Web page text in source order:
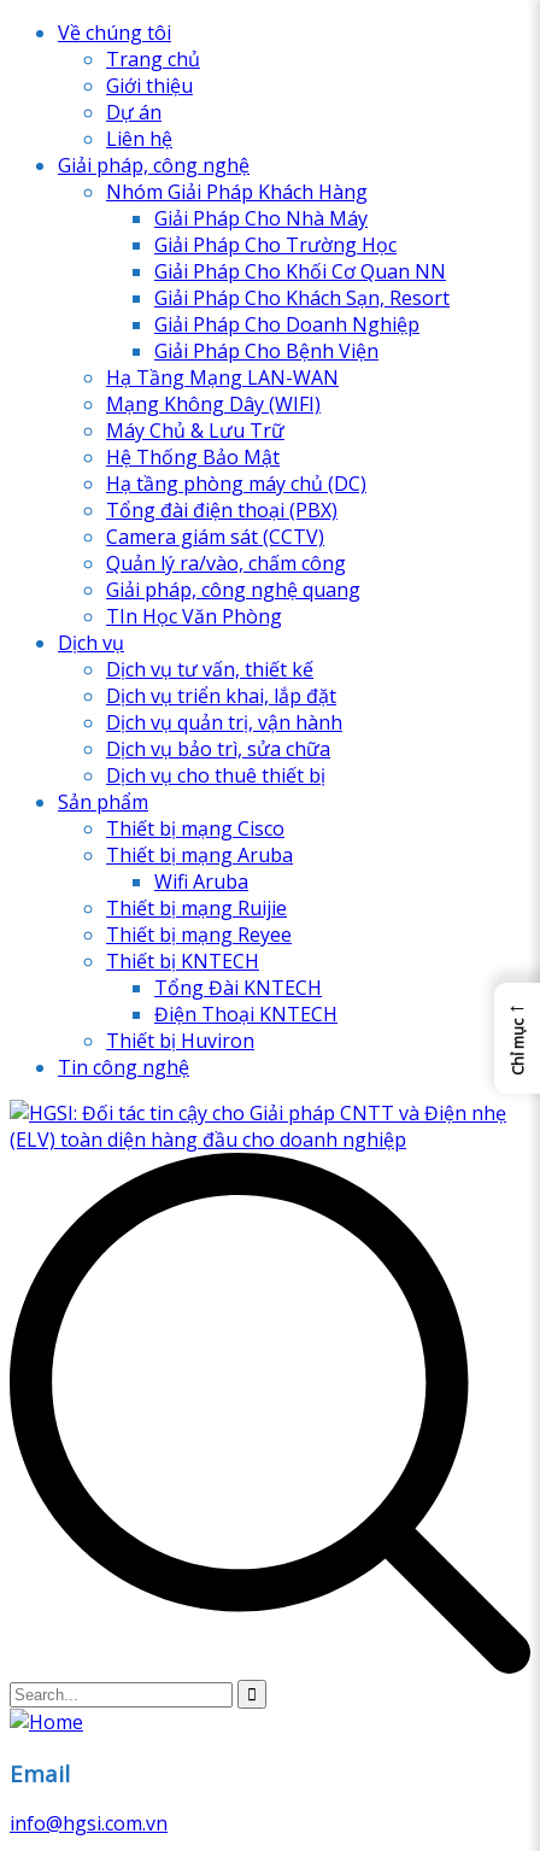
Về chúng tôi
Trang chủ
Giới thiệu
Dự án
Liên hệ
Giải pháp, công nghệ
Nhóm Giải Pháp Khách Hàng
Giải Pháp Cho Nhà Máy
Giải Pháp Cho Trường Học
Giải Pháp Cho Khối Cơ Quan NN
Giải Pháp Cho Khách Sạn, Resort
Giải Pháp Cho Doanh Nghiệp
Giải Pháp Cho Bệnh Viện
Hạ Tầng Mạng LAN-WAN
Mạng Không Dây (WIFI)
Máy Chủ & Lưu Trữ
Hệ Thống Bảo Mật
Hạ tầng phòng máy chủ (DC)
Tổng đài điện thoại (PBX)
Camera giám sát (CCTV)
Quản lý ra/vào, chấm công
Giải pháp, công nghệ quang
TIn Học Văn Phòng
Dịch vụ
Dịch vụ tư vấn, thiết kế
Dịch vụ triển khai, lắp đặt
Dịch vụ quản trị, vận hành
Dịch vụ bảo trì, sửa chữa
Dịch vụ cho thuê thiết bị
Sản phẩm
Thiết bị mạng Cisco
Thiết bị mạng Aruba
Wifi Aruba
Thiết bị mạng Ruijie
Thiết bị mạng Reyee
Thiết bị KNTECH
Tổng Đài KNTECH
Điện Thoại KNTECH
Thiết bị Huviron
Tin công nghệ
Email
info@hgsi.com.vn
←
Chỉ mục